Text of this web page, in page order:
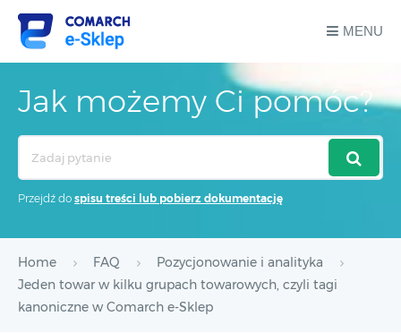
MENU
Jak możemy Ci pomóc?
Przejdź do spisu treści lub pobierz dokumentację
Home FAQ
Pozycjonowanie i analityka
Jeden towar w kilku grupach towarowych, czyli tagi
kanoniczne w Comarch e-Sklep